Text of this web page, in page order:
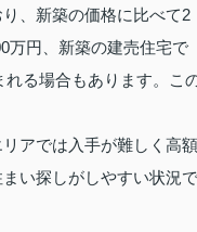
、新築の価格に比べて2
万円、新築の建売住宅で
れる場合もあります。こ
アでは入手が難しく高額
い探しがしやすい状況で